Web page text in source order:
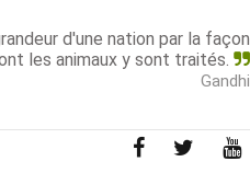
d'une nation par la façon
les animaux y sont traités.
Gandhi